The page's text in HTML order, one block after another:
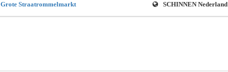
Grote Straatrommelmarkt SCHINNEN Nederland